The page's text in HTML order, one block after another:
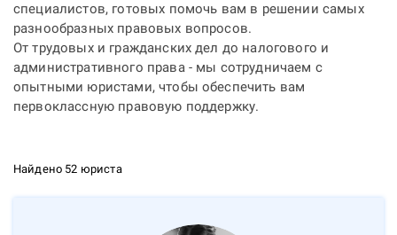
специалистов, готовых помочь вам в решении самых
разнообразных правовых вопросов.
От трудовых и гражданских дел до налогового и
административного права - мы сотрудничаем с
опытными юристами, чтобы обеспечить вам
первоклассную правовую поддержку.
Найдено 52 юриста